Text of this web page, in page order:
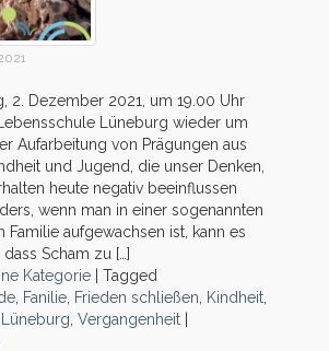
2. Dezember 2021, um 19.00 Uhr
Lüneburg wieder um
Aufarbeitung von Prägungen aus
und Jugend, die unser Denken,
heute negativ beeinflussen
wenn man in einer sogenannten
Familie aufgewachsen ist, kann es
Scham zu […]
Kategorie
Tagged
Fanilie Frieden schließen Kindheit
Lüneburg Vergangenheit